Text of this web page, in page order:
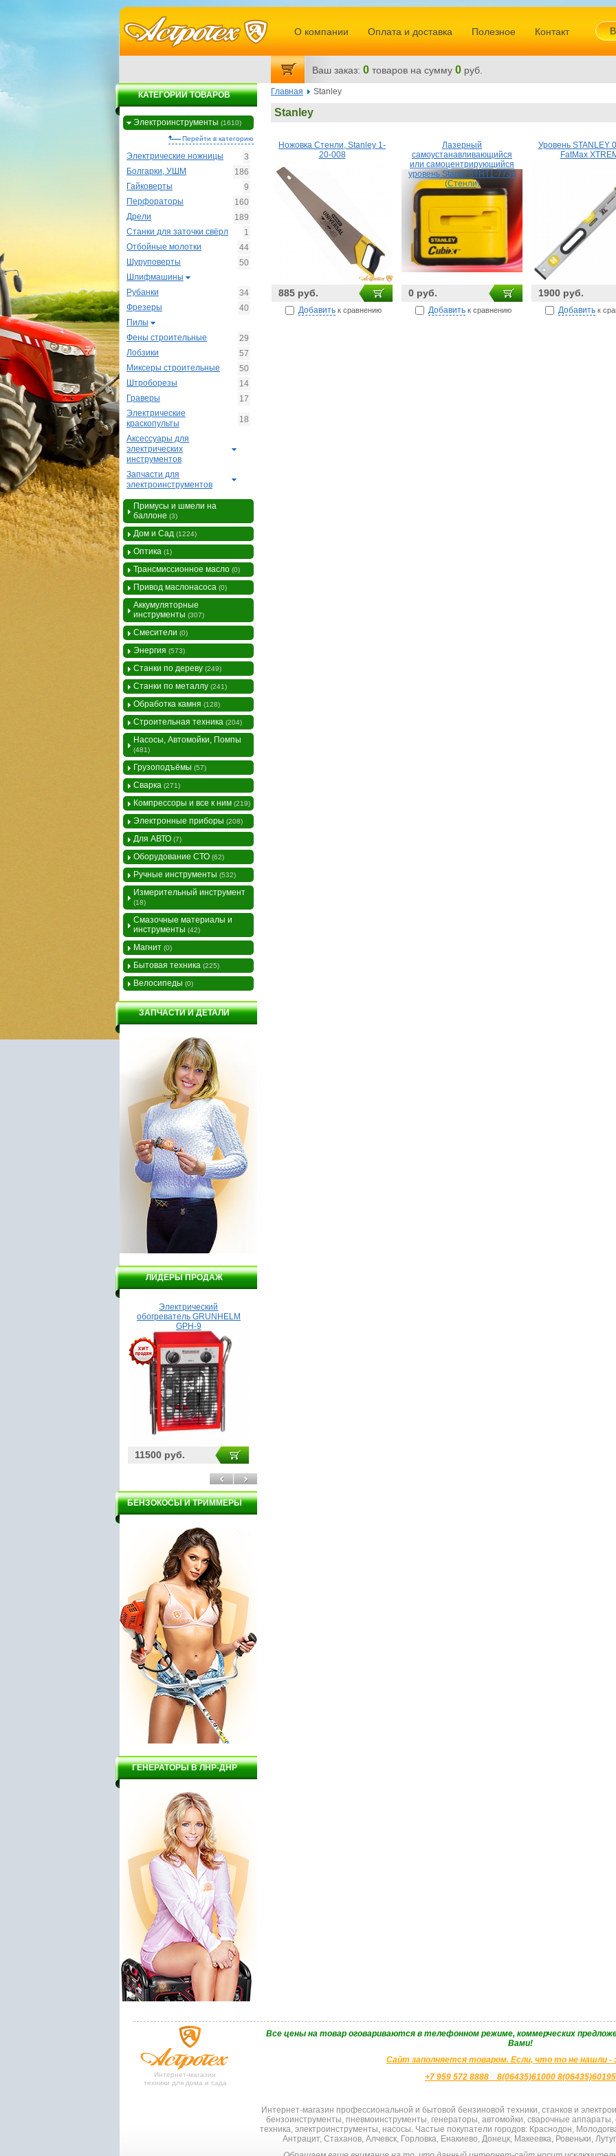
Главная Stanley
Stanley
Ножовка Стенли, Stanley 1-
20-008
885 руб.
Добавить к сравнению
Лазерный
самоустанавливающийся
или самоцентрирующийся
уровень Stanle STHT1-7734
(Стенли)
0 руб.
Добавить к сравнению
Уровень STANLEY
FatMax
1900 руб.
Добавить к
КАТЕГОРИИ ТОВАРОВ
Электроинструменты (1610)
Перейти в категорию
Электрические ножницы
3
Болгарки, УШМ
186
Гайковерты
9
Перфораторы
160
Дрели
189
Станки для заточки свёрл
1
Отбойные молотки
44
Шуруповерты
50
Шлифмашины
Рубанки
34
Фрезеры
40
Пилы
Фены строительные
29
Лобзики
57
Миксеры строительные
50
Штроборезы
14
Граверы
17
Электрические
краскопульты
18
Аксессуары для
электрических
инструментов
Запчасти для
электроинструментов
Примусы и шмели на
баллоне (3)
Дом и Сад (1224)
Оптика (1)
Трансмиссионное масло (0)
Привод маслонасоса (0)
Аккумуляторные
инструменты (307)
Смесители (0)
Энергия (573)
Станки по дереву (249)
Станки по металлу (241)
Обработка камня (128)
Строительная техника (204)
Насосы, Автомойки, Помпы
(481)
Грузоподъёмы (57)
Сварка (271)
Компрессоры и все к ним (219)
Электронные приборы (208)
Для АВТО (7)
Оборудование СТО (62)
Ручные инструменты (532)
Измерительный инструмент
(18)
Смазочные материалы и
инструменты (42)
Магнит (0)
Бытовая техника (225)
Велосипеды (0)
ЗАПЧАСТИ И ДЕТАЛИ
ЛИДЕРЫ ПРОДАЖ
Электрический
обогреватель GRUNHELM
GPH-9
11500 руб.
БЕНЗОКОСЫ И ТРИММЕРЫ
ГЕНЕРАТОРЫ В ЛНР-ДНР
О компании Оплата и доставка Полезное Контакт
Ваш заказ: 0 товаров на сумму 0 руб.
Интернет-магазин
техники для дома и сада
Bce цены на товар оговариваются в телефонном режиме, коммерческих
Вами!
Сайт заполняется товаром. Если, что то не нашли -
+7 959 572 8888 8(06435)61000 8(06435)60195
Интернет-магазин профессиональной и бытовой бензиновой техники, станков и
бензоинструменты, пневмоинструменты, генератoры, автомойки, сварочные
техника, электроинструменты, насосы. Частые покупатели городов: Краснодон,
Антрацит, Стаханов, Алчевск, Горловка, Енакиево, Донецк, Макеевка, Ровеньки,